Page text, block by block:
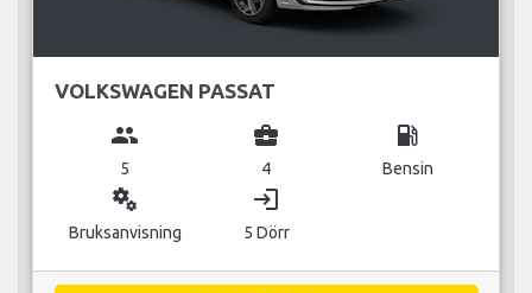
VOLKSWAGEN PASSAT
group
5
business_center
4
local_gas_station
Bensin
miscellaneous_services
Bruksanvisning
login
5 Dörr